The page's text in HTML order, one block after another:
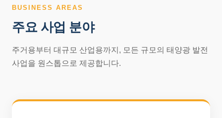
BUSINESS AREAS
주요 사업 분야
주거용부터 대규모 산업용까지, 모든 규모의 태양광 발전
사업을 원스톱으로 제공합니다.